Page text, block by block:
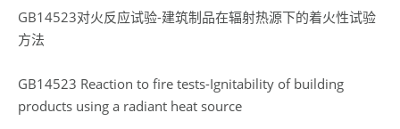
GB14523对火反应试验-建筑制品在辐射热源下的着火性试验
方法
GB14523 Reaction to fire tests-Ignitability of building
products using a radiant heat source